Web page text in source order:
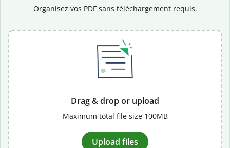
Organisez vos PDF sans téléchargement requis.
Drag & drop or upload
Maximum total file size 100MB
Upload files